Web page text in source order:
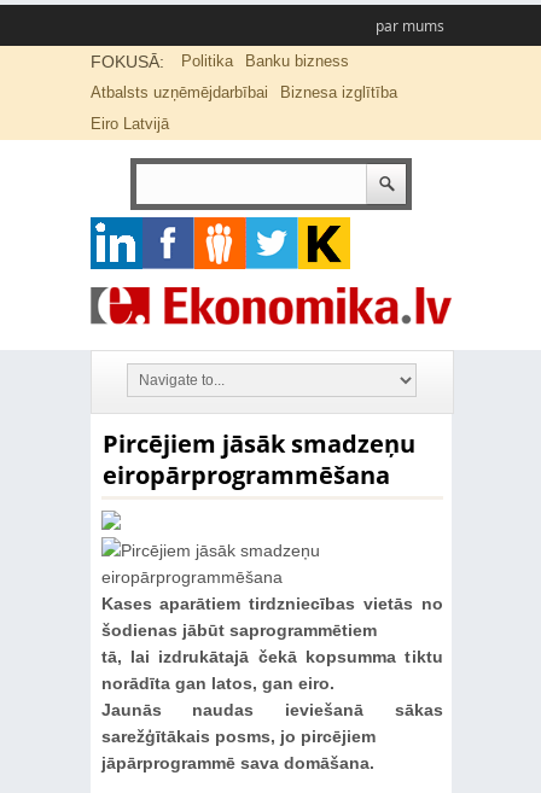
par mums
FOKUSĀ: Politika
Banku bizness
Atbalsts uzņēmējdarbībai
Biznesa izglītība
Eiro Latvijā
Pircējiem jāsāk smadzeņu
eiropārprogrammēšana
Kases aparātiem tirdzniecības vietās no
šodienas jābūt saprogrammētiem
tā, lai izdrukātajā čekā kopsumma tiktu
norādīta gan latos, gan eiro.
Jaunās naudas ieviešanā sākas
sarežģītākais posms, jo pircējiem
jāpārprogrammē sava domāšana.